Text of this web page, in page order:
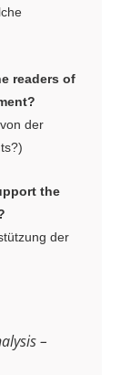
readers of
der
the
der
–